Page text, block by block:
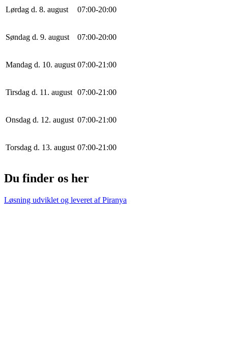
Lørdag d. 8. august 07:00-20:00
Søndag d. 9. august 07:00-20:00
Mandag d. 10. august 07:00-21 :00
Tirsdag d. 11. august 07:00-21 :00
Onsdag d. 12. august 07:00-21 :00
Torsdag d. 13. august 07:00-21 :00
Du finder os her
Løsning udviklet og leveret afPiranya